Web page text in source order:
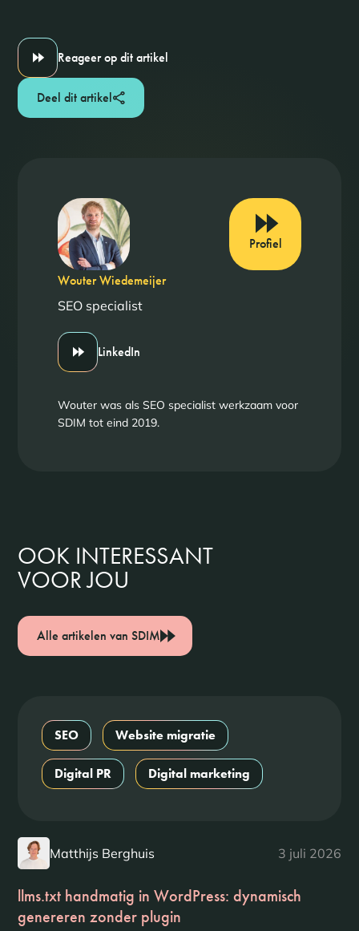
Reageer op dit artikel
Deel dit artikel
Wouter Wiedemeijer
SEO specialist
LinkedIn
Profiel
Wouter was als SEO specialist werkzaam voor
SDIM tot eind 2019.
OOK INTERESSANT
VOOR JOU
Alle artikelen van SDIM
SEO Website migratie
Digital PR Digital marketing
Matthijs Berghuis 3 juli 2026
llms.txt handmatig in WordPress: dynamisch
genereren zonder plugin